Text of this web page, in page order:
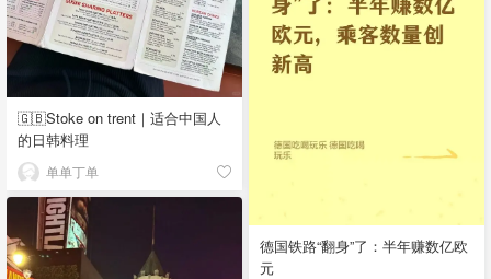
🇬🇧Stoke on trent｜适合中国人
的日韩料理
单单丁单
德国铁路“翻身”了：半年赚数亿欧
元